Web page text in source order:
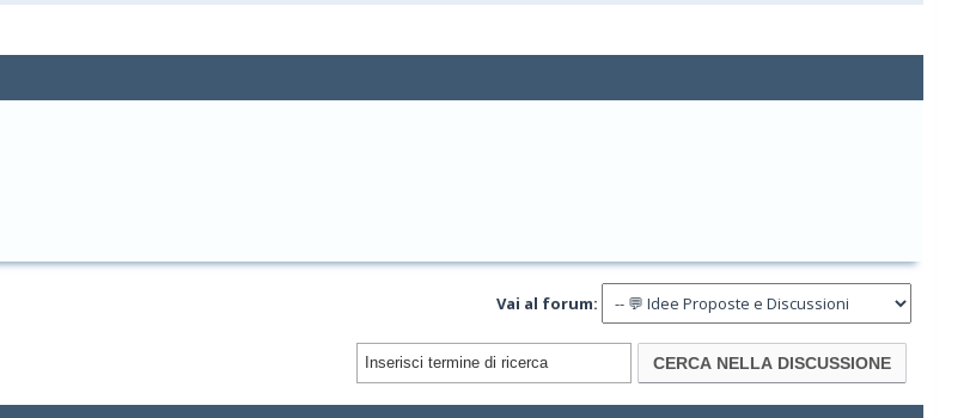
Vai al forum: